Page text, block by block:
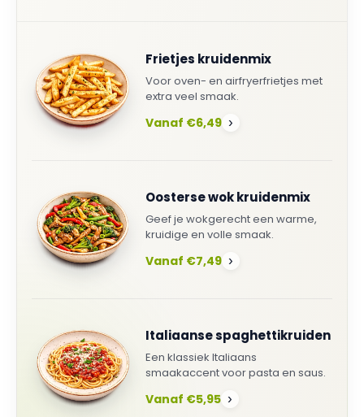
Frietjes kruidenmix
Voor oven- en airfryerfrietjes met
extra veel smaak.
Vanaf €6,49 ›
Oosterse wok kruidenmix
Geef je wokgerecht een warme,
kruidige en volle smaak.
Vanaf €7,49 ›
Italiaanse spaghettikruiden
Een klassiek Italiaans
smaakaccent voor pasta en saus.
Vanaf €5,95 ›